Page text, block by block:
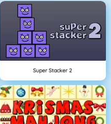
Super Stacker 2